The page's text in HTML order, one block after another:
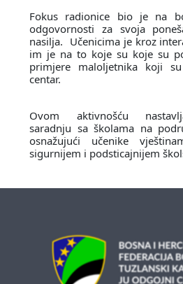
Fokus radionice bio je na
odgovornosti za svoja
nasilja. Učenicima je kroz
im je na to koje su koje su
primjere maloljetnika koji
centar.
Ovom aktivnošću
saradnju sa školama na
osnažujući učenike
sigurnijem i podsticajnijem